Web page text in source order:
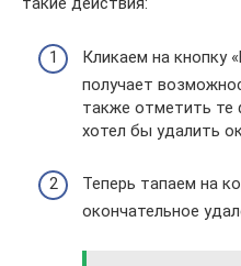
Кликаем на кнопку
получает
также отметить те
хотел бы удалить
Теперь тапаем на
окончательное